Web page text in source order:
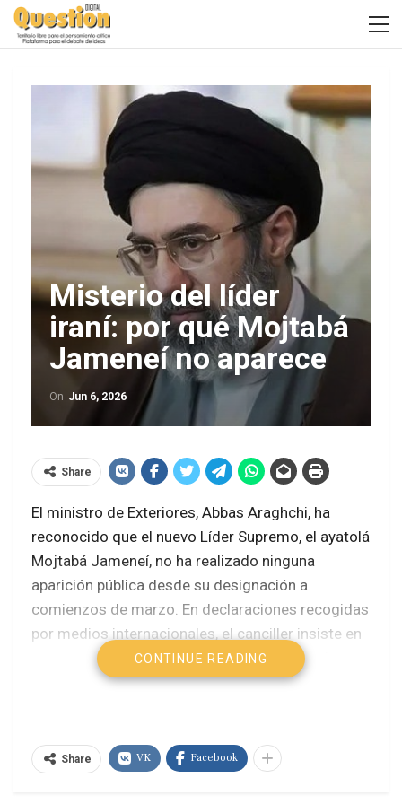
Misterio del líder
iraní: por qué Mojtabá
Jameneí no aparece
On Jun 6, 2026
Share
El ministro de Exteriores, Abbas Araghchi, ha
reconocido que el nuevo Líder Supremo, el ayatolá
Mojtabá Jameneí, no ha realizado ninguna
aparición pública desde su designación a
comienzos de marzo. En declaraciones recogidas
por medios internacionales, el canciller insiste en
que esta invisibilidad responde a “motivos de
seguridad” y al cumplimiento de protocolos
La explicación oficial subraya que los servicios de
CONTINUE READING
Share VK Facebook